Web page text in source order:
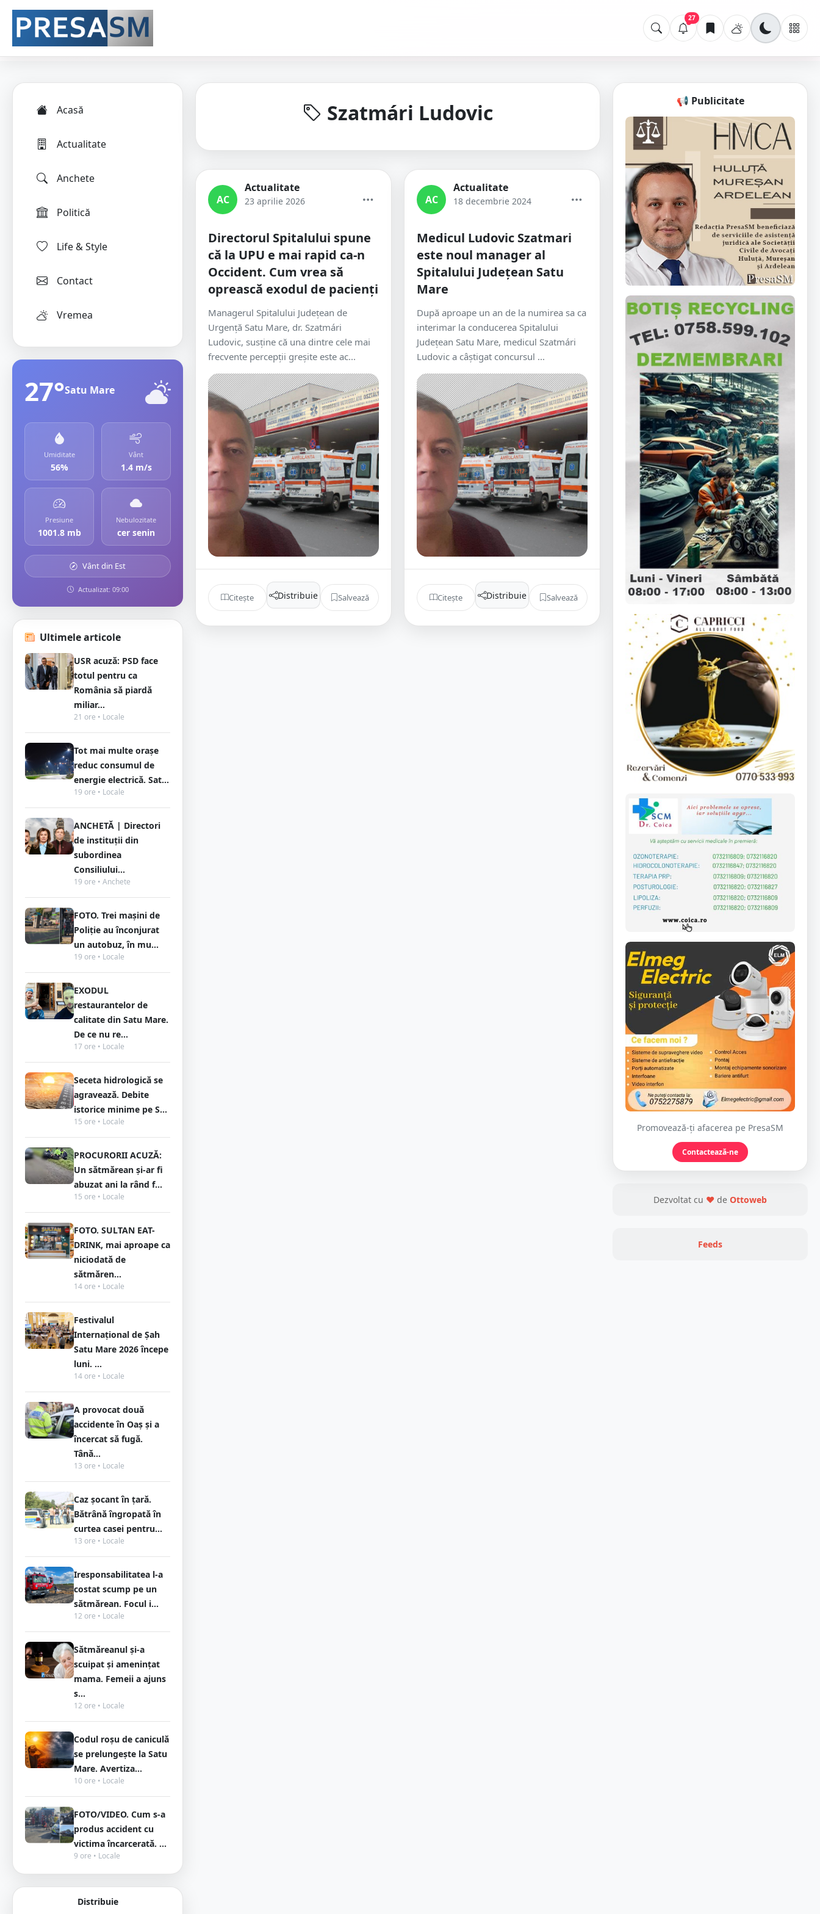
27
Acasă
Actualitate
Anchete
Politică
Life & Style
Contact
Vremea
27°Satu Mare
Umiditate
56%
Vânt
1.4 m/s
Presiune
1001.8 mb
Nebulozitate
cer senin
Vânt din Est
Actualizat: 09:00
Ultimele articole
USR acuză: PSD face
totul pentru ca
România să piardă
miliar...
21 ore • Locale
Tot mai multe orașe
reduc consumul de
energie electrică. Sat...
19 ore • Locale
ANCHETĂ | Directori
de instituții din
subordinea
Consiliului...
19 ore • Anchete
FOTO. Trei mașini de
Poliție au înconjurat
un autobuz, în mu...
19 ore • Locale
EXODUL
restaurantelor de
calitate din Satu Mare.
De ce nu re...
17 ore • Locale
Seceta hidrologică se
agravează. Debite
istorice minime pe S...
15 ore • Locale
PROCURORII ACUZĂ:
Un sătmărean și-ar fi
abuzat ani la rând f...
15 ore • Locale
FOTO. SULTAN EAT-
DRINK, mai aproape ca
niciodată de
sătmăren...
14 ore • Locale
Festivalul
Internațional de Șah
Satu Mare 2026 începe
luni. ...
14 ore • Locale
A provocat două
accidente în Oaș și a
încercat să fugă.
Tână...
13 ore • Locale
Caz șocant în țară.
Bătrână îngropată în
curtea casei pentru...
13 ore • Locale
Iresponsabilitatea l-a
costat scump pe un
sătmărean. Focul i...
12 ore • Locale
Sătmăreanul și-a
scuipat și amenințat
mama. Femeii a ajuns
s...
12 ore • Locale
Codul roșu de caniculă
se prelungește la Satu
Mare. Avertiza...
10 ore • Locale
FOTO/VIDEO. Cum s-a
produs accident cu
victima încarcerată. ...
9 ore • Locale
Distribuie
Szatmári Ludovic
AC
Actualitate
23 aprilie 2026
Directorul Spitalului spune
că la UPU e mai rapid ca-n
Occident. Cum vrea să
oprească exodul de pacienți
Managerul Spitalului Județean de
Urgență Satu Mare, dr. Szatmári
Ludovic, susține că una dintre cele mai
frecvente percepții greșite este ac...
Citește Distribuie Salvează
AC
Actualitate
18 decembrie 2024
Medicul Ludovic Szatmari
este noul manager al
Spitalului Județean Satu
Mare
După aproape un an de la numirea sa ca
interimar la conducerea Spitalului
Județean Satu Mare, medicul Szatmári
Ludovic a câștigat concursul ...
Citește Distribuie Salvează
📢 Publicitate
Promovează-ți afacerea pe PresaSM
Contactează-ne
Dezvoltat cu ❤ de Ottoweb
Feeds